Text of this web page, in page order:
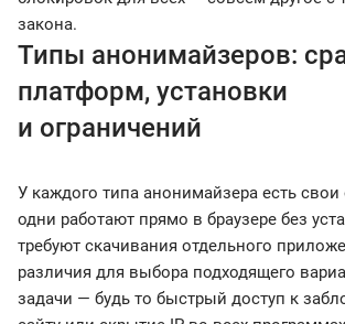
закона.
Типы анонимайзеров:
платформ, установки
и ограничений
У каждого типа анонимайзера есть свои
одни работают прямо в браузере без
требуют скачивания отдельного
различия для выбора подходящего
задачи — будь то быстрый доступ к